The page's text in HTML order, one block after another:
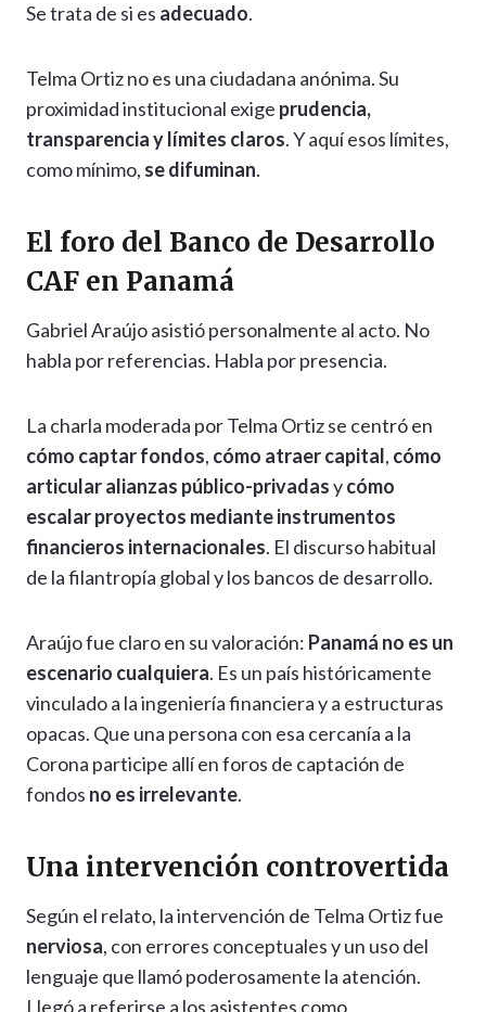
Se trata de si es adecuado.
Telma Ortiz no es una ciudadana anónima. Su
proximidad institucional exige prudencia,
transparencia y límites claros. Y aquí esos límites,
como mínimo, se difuminan.
El foro del Banco de Desarrollo
CAF en Panamá
Gabriel Araújo asistió personalmente al acto. No
habla por referencias. Habla por presencia.
La charla moderada por Telma Ortiz se centró en
cómo captar fondos, cómo atraer capital, cómo
articular alianzas público-privadasycómo
escalar proyectos mediante instrumentos
financieros internacionales. El discurso habitual
de la filantropía global y los bancos de desarrollo.
Araújo fue claro en su valoración: Panamá no es un
escenario cualquiera. Es un país históricamente
vinculado a la ingeniería financiera y a estructuras
opacas. Que una persona con esa cercanía a la
Corona participe allí en foros de captación de
fondos no es irrelevante.
Una intervención controvertida
Según el relato, la intervención de Telma Ortiz fue
nerviosa, con errores conceptuales y un uso del
lenguaje que llamó poderosamente la atención.
Llegó a referirse a los asistentes como